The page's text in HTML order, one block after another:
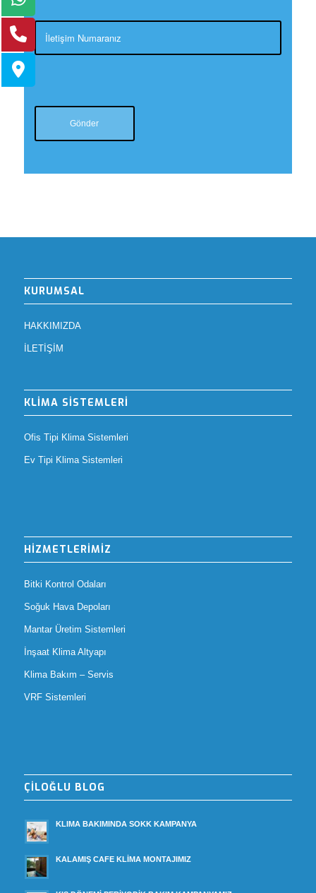
KURUMSAL
HAKKIMIZDA
İLETİŞİM
KLİMA SİSTEMLERİ
Ofis Tipi Klima Sistemleri
Ev Tipi Klima Sistemleri
HİZMETLERİMİZ
Bitki Kontrol Odaları
Soğuk Hava Depoları
Mantar Üretim Sistemleri
İnşaat Klima Altyapı
Klima Bakım – Servis
VRF Sistemleri
ÇİLOĞLU BLOG
KLIMA BAKIMINDA SOKK KAMPANYA
KALAMIŞ CAFE KLİMA MONTAJIMIZ